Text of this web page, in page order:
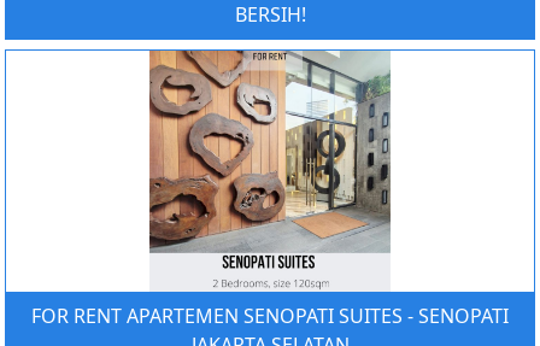
BERSIH!
FOR RENT APARTEMEN SENOPATI SUITES - SENOPATI